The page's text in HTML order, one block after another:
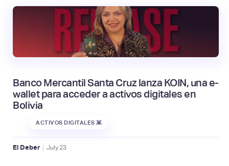
Banco Mercantil Santa Cruz lanza KOIN, una e-
wallet para acceder a activos digitales en
Bolivia
ACTIVOS DIGITALES 👾
El Deber | July 23